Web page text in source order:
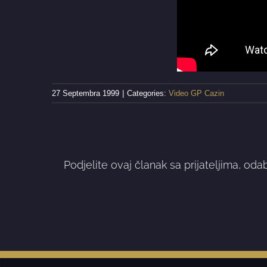
27 Septembra 1999 Categories: Video GP Cazin
Podjelite ovaj članak sa prijateljima,